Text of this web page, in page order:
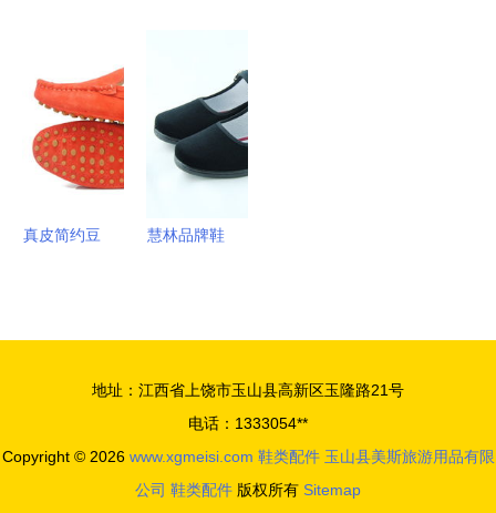
增长 问题
导向的创新
策略
类配件魅力
真皮简约豆
慧林品牌鞋
地址：江西省上饶市玉山县高新区玉隆路21号
电话：1333054**
Copyright © 2026 www.xgmeisi.com 鞋类配件 玉山县美斯旅游用品有限
公司 鞋类配件 版权所有 Sitemap